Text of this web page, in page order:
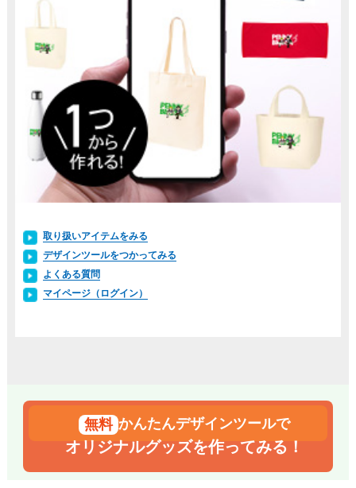
取り扱いアイテムをみる
デザインツールをつかってみる
よくある質問
マイページ（ログイン）
かんたんデザインツールで
オリジナルグッズを作ってみる！